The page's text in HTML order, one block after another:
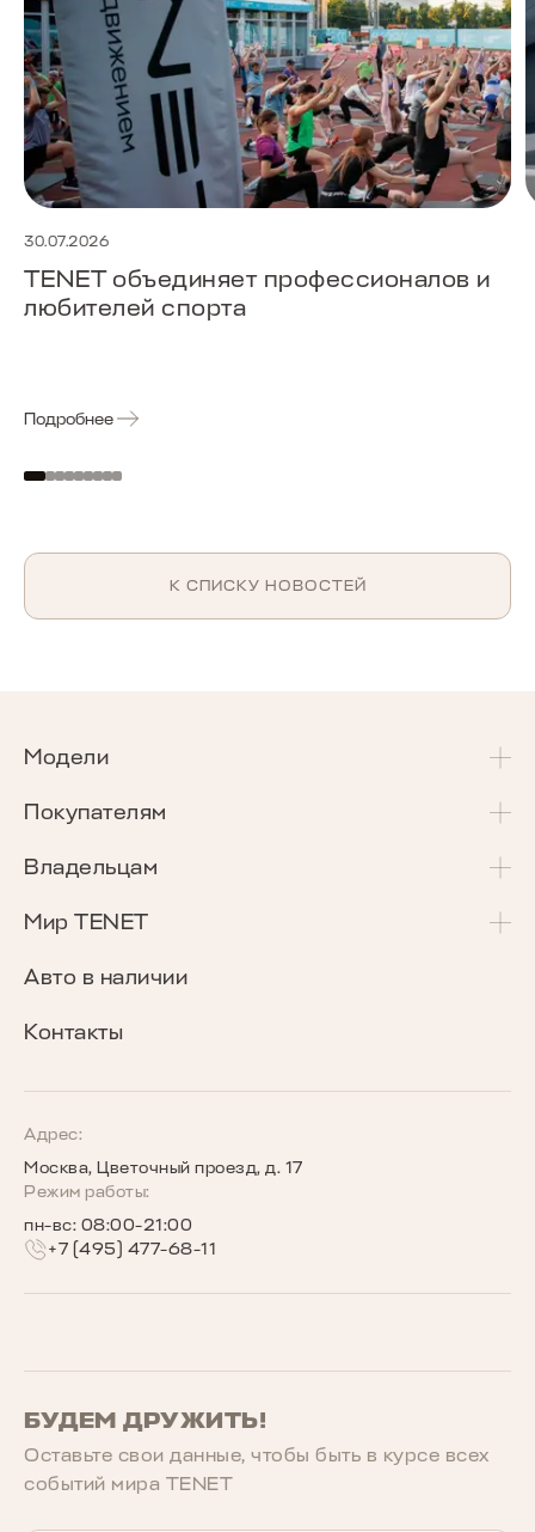
30.07.2026
TENET объединяет профессионалов и
любителей спорта
Подробнее
К СПИСКУ НОВОСТЕЙ
Модели
T4
T4L
T7
T8
Покупателям
Акции и спецпредложения
Калькулятор Трейд-Ин
Сравнение комплектаций
Кредитные программы
Программы страхования
Владельцам
Сервисные акции
Программа «Помощь в пути»
Гарантия
Запись на сервис
Мир TENET
О бренде
Награды TENET
Сообщество владельцев TENET
Беговое сообщество TENET
Авто в наличии
Контакты
БУДЕМ ДРУЖИТЬ!
Оставьте свои данные, чтобы быть в курcе всех
событий мира TENET
Адрес:
Москва, Цветочный проезд, д. 17
Режим работы:
пн-вс: 08:00-21:00
+7 (495) 477-68-11